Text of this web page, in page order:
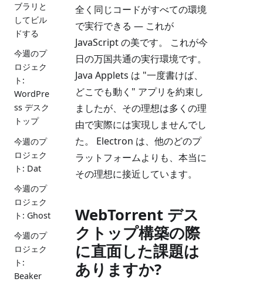
ブラリと
してビル
ドする
今週のプ
ロジェク
ト:
WordPre
ss デスク
トップ
今週のプ
ロジェク
ト: Dat
今週のプ
ロジェク
ト: Ghost
今週のプ
ロジェク
ト:
Beaker
全く同じコードがすべての環境
で実行できる — これが
JavaScript の美です。 これが今
日の万国共通の実行環境です。
Java Applets は "一度書けば、
どこでも動く" アプリを約束し
ましたが、その理想は多くの理
由で実際には実現しませんでし
た。 Electron は、他のどのプ
ラットフォームよりも、本当に
その理想に接近しています。
WebTorrent デス
クトップ構築の際
に直面した課題は
ありますか?